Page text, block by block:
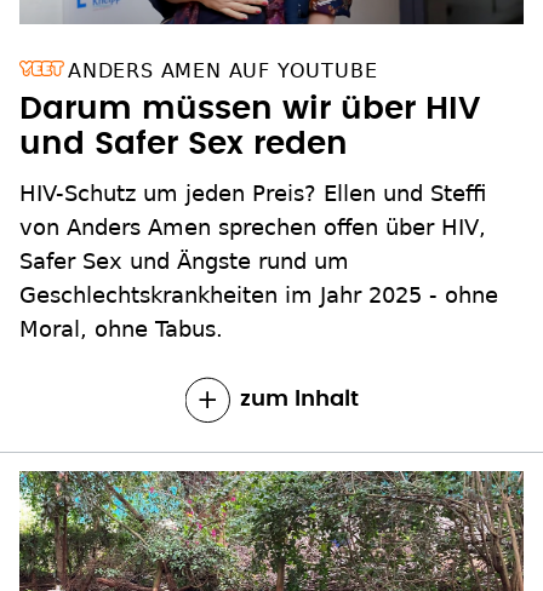
ANDERS AMEN AUF YOUTUBE
Darum müssen wir über HIV
und Safer Sex reden
HIV-Schutz um jeden Preis? Ellen und Steffi
von Anders Amen sprechen offen über HIV,
Safer Sex und Ängste rund um
Geschlechtskrankheiten im Jahr 2025 - ohne
Moral, ohne Tabus.
zum Inhalt